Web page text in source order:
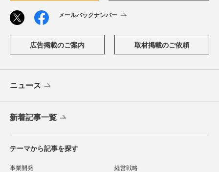
メールバックナンバー
広告掲載のご案内 取材掲載のご依頼
ニュース
新着記事一覧
テーマから記事を探す
事業開発 経営戦略